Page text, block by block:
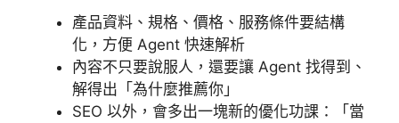
產品資料、規格、價格、服務條件要結構
化，方便 Agent 快速解析
內容不只要說服人，還要讓 Agent 找得到、
解得出「為什麼推薦你」
SEO 以外，會多出一塊新的優化功課：「當